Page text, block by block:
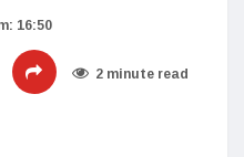
16:50
2 minute read